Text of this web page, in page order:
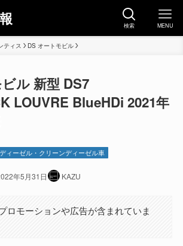
検索 MENU
ティス DS オートモビル
ル 新型 DS7
LOUVRE BlueHDi 2021年
ディーゼル・クリーンディーゼル車
年5月31日 KAZU
ロモーションや広告が含まれていま